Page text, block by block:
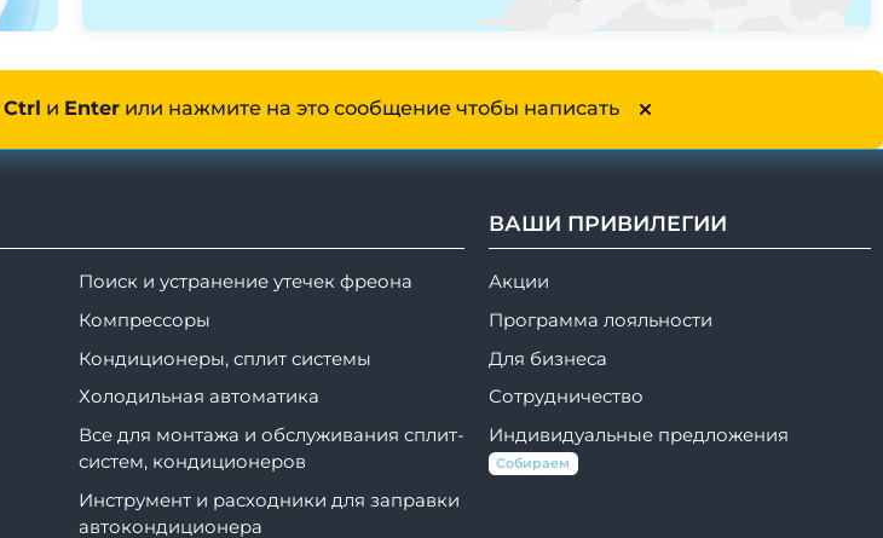
Ctrl и Enterили нажмите на это сообщение чтобы написать
Поиск и устранение утечек фреона
Компрессоры
Кондиционеры, сплит системы
Холодильная автоматика
Все для монтажа и обслуживания сплит-
систем, кондиционеров
Инструмент и расходники для заправки
автокондиционера
ВАШИ ПРИВИЛЕГИИ
Акции
Программа лояльности
Для бизнеса
Сотрудничество
Индивидуальные предложения
Собираем